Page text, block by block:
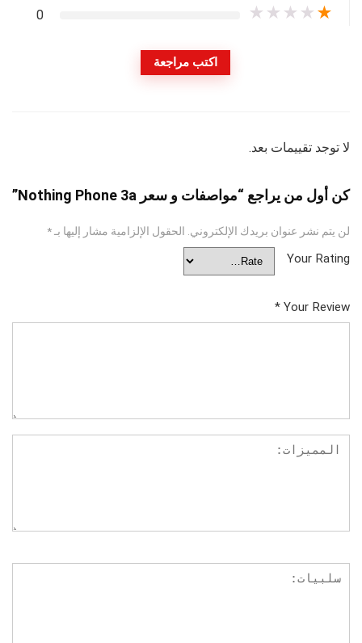
★
★
★
★
★
0
اكتب مراجعة
لا توجد تقييمات بعد.
كن أول من يراجع “مواصفات و سعر Nothing Phone 3a”
لن يتم نشر عنوان بريدك الإلكتروني. الحقول الإلزامية مشار إليها بـ*
Your Rating
Your Review
*